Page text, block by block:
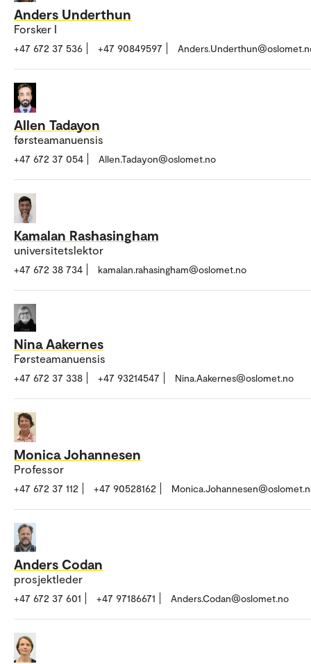
Anders Underthun
Forsker I
+47 672 37 536 +47 90849597
Allen Tadayon
førsteamanuensis
+47 672 37 054 Allen.Tadayon@oslomet.no
Kamalan Rashasingham
universitetslektor
+47 672 38 734 kamalan.rahasingham@oslomet.no
Nina Aakernes
Førsteamanuensis
+47 672 37 338 +47 93214547 Nina.Aakernes@oslomet.no
Monica Johannesen
Professor
+47 672 37 112 +47 90528162
Anders Codan
prosjektleder
+47 672 37 601 +47 97186671 Anders.Codan@oslomet.no